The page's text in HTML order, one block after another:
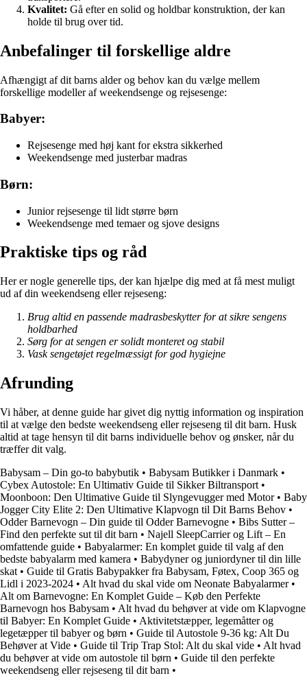
Kvalitet: Gå efter en solid og holdbar konstruktion, der kan
holde til brug over tid.
Anbefalinger til forskellige aldre
Afhængigt af dit barns alder og behov kan du vælge mellem
forskellige modeller af weekendsenge og rejsesenge:
Babyer:
Rejsesenge med høj kant for ekstra sikkerhed
Weekendsenge med justerbar madras
Børn:
Junior rejsesenge til lidt større børn
Weekendsenge med temaer og sjove designs
Praktiske tips og råd
Her er nogle generelle tips, der kan hjælpe dig med at få mest muligt
ud af din weekendseng eller rejseseng:
Brug altid en passende madrasbeskytter for at sikre sengens
holdbarhed
Sørg for at sengen er solidt monteret og stabil
Vask sengetøjet regelmæssigt for god hygiejne
Afrunding
Vi håber, at denne guide har givet dig nyttig information og inspiration
til at vælge den bedste weekendseng eller rejseseng til dit barn. Husk
altid at tage hensyn til dit barns individuelle behov og ønsker, når du
træffer dit valg.
Babysam – Din go-to babybutik • Babysam Butikker i Danmark •
Cybex Autostole: En Ultimativ Guide til Sikker Biltransport •
Moonboon: Den Ultimative Guide til Slyngevugger med Motor• Baby
Jogger City Elite 2: Den Ultimative Klapvogn til Dit Barns Behov •
Odder Barnevogn – Din guide til Odder Barnevogne • Bibs Sutter –
Find den perfekte sut til dit barn • Najell SleepCarrier og Lift – En
omfattende guide • Babyalarmer: En komplet guide til valg af den
bedste babyalarm med kamera • Babydyner og juniordyner til din lille
skat • Guide til Gratis Babypakker fra Babysam, Føtex, Coop 365 og
Lidl i 2023-2024 • Alt hvad du skal vide om Neonate Babyalarmer•
Alt om Barnevogne: En Komplet Guide – Køb den Perfekte
Barnevogn hos Babysam • Alt hvad du behøver at vide om Klapvogne
til Babyer: En Komplet Guide • Aktivitetstæpper, legemåtter og
legetæpper til babyer og børn • Guide til Autostole 9-36 kg: Alt Du
Behøver at Vide • Guide til Trip Trap Stol: Alt du skal vide • Alt hvad
du behøver at vide om autostole til børn • Guide til den perfekte
weekendseng eller rejseseng til dit barn •